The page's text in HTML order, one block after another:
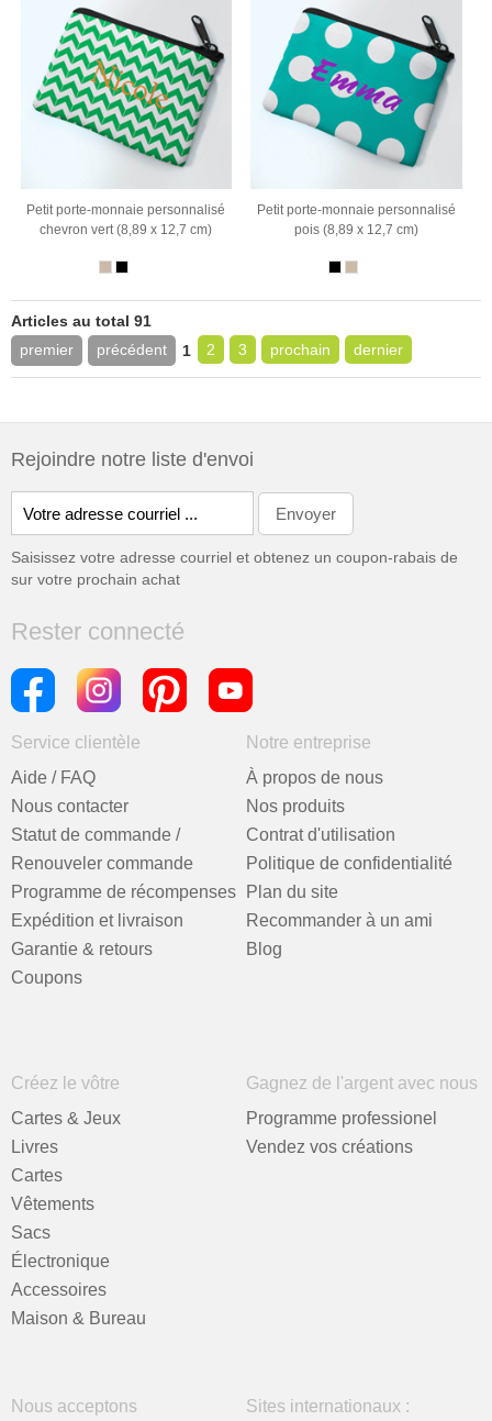
Petit porte-monnaie personnalisé
chevron vert (8,89 x 12,7 cm)
Petit porte-monnaie personnalisé
pois (8,89 x 12,7 cm)
Articles au total 91
premier
précédent 1 2 3 prochain dernier
Rejoindre notre liste d'envoi
Saisissez votre adresse courriel et obtenez un coupon-rabais de
sur votre prochain achat
Rester connecté
Service clientèle
Aide / FAQ
Nous contacter
Statut de commande /
Renouveler commande
Programme de récompenses
Expédition et livraison
Garantie & retours
Coupons
Notre entreprise
À propos de nous
Nos produits
Contrat d'utilisation
Politique de confidentialité
Plan du site
Recommander à un ami
Blog
Créez le vôtre
Cartes & Jeux
Livres
Cartes
Vêtements
Sacs
Électronique
Accessoires
Maison & Bureau
Gagnez de l'argent avec nous
Programme professionel
Vendez vos créations
Nous acceptons Sites internationaux :